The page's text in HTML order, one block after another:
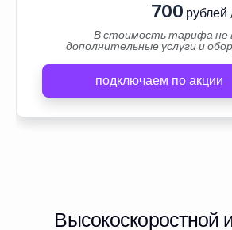
700
В стоимость тарифа не
дополнительные услуги и
подключаем по акции
Высокоскоростной